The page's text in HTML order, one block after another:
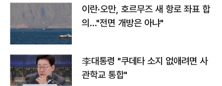
이란·오만, 호르무즈 새 항로 좌표 합
의…"전면 개방은 아냐"
李대통령 "쿠데타 소지 없애려면 사
관학교 통합"